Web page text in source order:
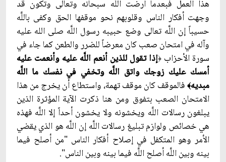
هذا العمل فبعدما أرضت اللَّه سبحانه وتعالى وتكون قد
وجهت أفكار الناس وقلوبهم نحو موقفها الحق وكفى باللَّه
حسيباً إن اللَّه تعالى وضع حبيبه رسول اللَّه صلى الله عليه
وآله في امتحان صعب كان معرضاً للضرر والطعن كما جاء في
سورة الأحزاب ﴿إذا تقول للذين أنعم اللَّه عليه وأنعمت عليه
أمسك عليك زوجك واتق اللَّه وتخفي في نفسك ما اللَّه
مبديه﴾فالموقف كان موقف تهمة، واستطاع أن يخرج من هذا
الامتحان الصعب بتفوق ومن هنا ذكرت الآية المؤثرة الذين
يبلغون رسالات اللَّه ويخشونه ولا يخشون أحداً إلا اللَّه فهذه
هي خصائص ولوازم تبليغ رسالات اللَّه إن اللَّه هو الذي يقضي
الأمر وهو المتكفل في إصلاح أفكار الناس "من أصلح فيما
بينه وبين اللَّه أصلح اللَّه فيما بينه وبين الناس".